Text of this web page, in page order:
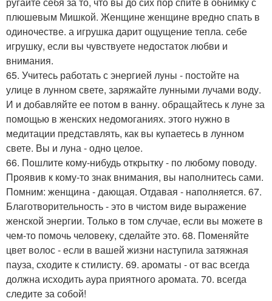
плюшевым Мишкой. Женщине женщине вредно спать в
одиночестве. а игрушка дарит ощущение тепла. себе
игрушку, если вы чувствуете недостаток любви и
внимания.
65. Учитесь работать с энергией луны - постойте на
улице в лунном свете, заряжайте лунными лучами воду.
И и добавляйте ее потом в ванну. обращайтесь к луне за
помощью в женских недомоганиях. этого нужно в
медитации представлять, как вы купаетесь в лунном
свете. Вы и луна - одно целое.
66. Пошлите кому-нибудь открытку - по любому поводу.
Проявив к кому-то знак внимания, вы наполнитесь сами.
Помним: женщина - дающая. Отдавая - наполняется. 67.
Благотворительность - это в чистом виде выражение
женской энергии. Только в том случае, если вы можете в
чем-то помочь человеку, сделайте это. 68. Поменяйте
цвет волос - если в вашей жизни наступила затяжная
пауза, сходите к стилисту. 69. ароматы - от вас всегда
должна исходить аура приятного аромата. 70. всегда
следите за собой!